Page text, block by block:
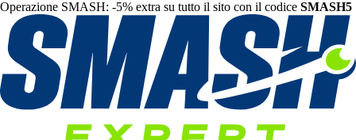
Operazione SMASH: -5% extra su tutto il sito con il codice SMASH5